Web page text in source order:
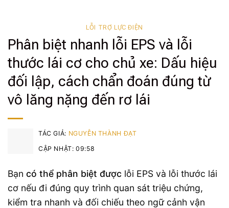
LỖI TRỢ LỰC ĐIỆN
Phân biệt nhanh lỗi EPS và lỗi
thước lái cơ cho chủ xe: Dấu hiệu
đối lập, cách chẩn đoán đúng từ
vô lăng nặng đến rơ lái
TÁC GIẢ: NGUYỄN THÀNH ĐẠT
CẬP NHẬT: 09:58
Bạn có thể phân biệt được lỗi EPS và lỗi thước lái
cơ nếu đi đúng quy trình quan sát triệu chứng,
kiểm tra nhanh và đối chiếu theo ngữ cảnh vận